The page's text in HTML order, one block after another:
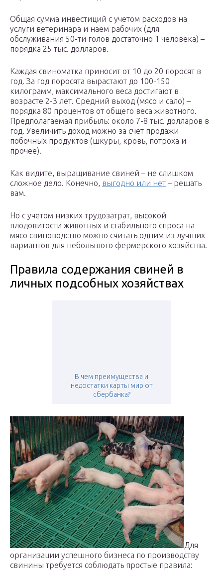
Общая сумма инвестиций с учетом расходов на
услуги ветеринара и наем рабочих (для
обслуживания 50-ти голов достаточно 1 человека) –
порядка 25 тыс. долларов.
Каждая свиноматка приносит от 10 до 20 поросят в
год. За год поросята вырастают до 100-150
килограмм, максимального веса достигают в
возрасте 2-3 лет. Средний выход (мясо и сало) –
порядка 80 процентов от общего веса животного.
Предполагаемая прибыль: около 7-8 тыс. долларов в
год. Увеличить доход можно за счет продажи
побочных продуктов (шкуры, кровь, потроха и
прочее).
Как видите, выращивание свиней – не слишком
сложное дело. Конечно, выгодно или нет – решать
вам.
Но с учетом низких трудозатрат, высокой
плодовитости животных и стабильного спроса на
мясо свиноводство можно считать одним из лучших
вариантов для небольшого фермерского хозяйства.
Правила содержания свиней в
личных подсобных хозяйствах
В чем преимущества и
недостатки карты мир от
сбербанка?
Для
организации успешного бизнеса по производству
свинины требуется соблюдать простые правила: